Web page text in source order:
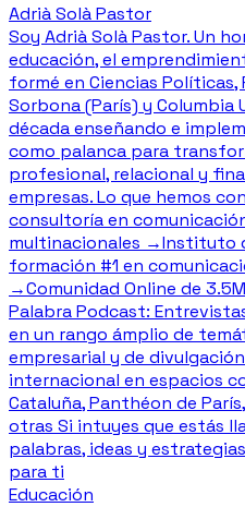
Adrià Solà Pastor
Soy Adrià Solà Pastor. Un
educación, el
formé en Ciencias Políticas,
Sorbona (París) y Columbia
década enseñando e
como palanca para
profesional, relacional y
empresas. Lo que hemos
consultoría en
multinacionales →Instituto
formación #1 en
→Comunidad Online de
Palabra Podcast:
en un rango ámplio de
empresarial y de
internacional en espacios
Cataluña, Panthéon de
otras Si intuyes que estás
palabras, ideas y
para ti
Educación